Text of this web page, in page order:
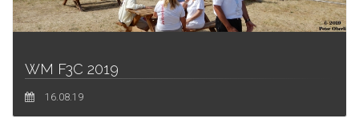
WM F3C 2019
16.08.19